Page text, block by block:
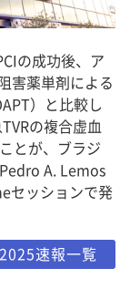
の成功後、ア
害薬単剤による
）と比較し
の複合虚血
とが、ブラジ
A. Lemos
セッションで発
2025速報一覧